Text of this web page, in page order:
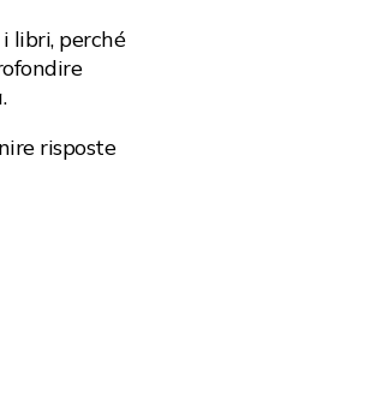
libri, perché
risposte